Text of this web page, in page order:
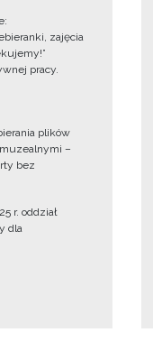
zajęcia
pracy.
plików
–
bez
r. oddział
dla